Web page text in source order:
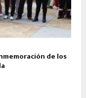
de los